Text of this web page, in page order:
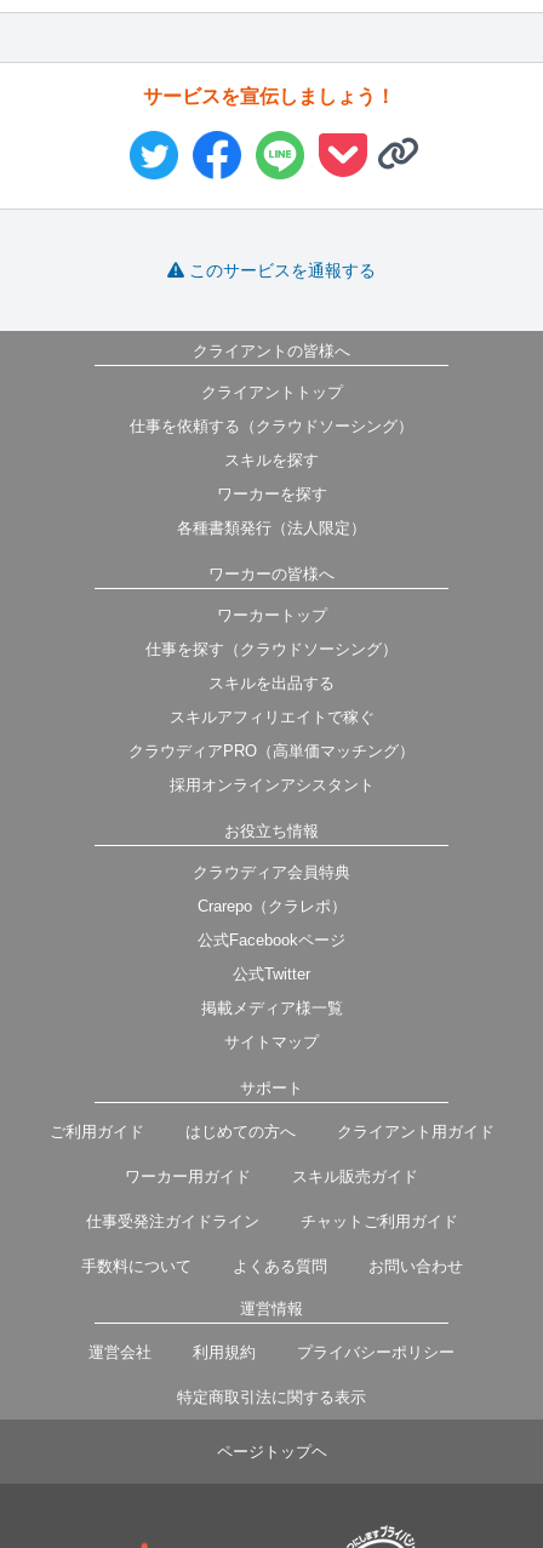
サービスを宣伝しましょう！
このサービスを通報する
クライアントの皆様へ
クライアントトップ
仕事を依頼する（クラウドソーシング）
スキルを探す
ワーカーを探す
各種書類発行（法人限定）
ワーカーの皆様へ
ワーカートップ
仕事を探す（クラウドソーシング）
スキルを出品する
スキルアフィリエイトで稼ぐ
クラウディアPRO（高単価マッチング）
採用オンラインアシスタント
お役立ち情報
クラウディア会員特典
Crarepo（クラレポ）
公式Facebookページ
公式Twitter
掲載メディア様一覧
サイトマップ
サポート
ご利用ガイド はじめての方へ クライアント用ガイド
ワーカー用ガイド スキル販売ガイド
仕事受発注ガイドライン チャットご利用ガイド
手数料について よくある質問 お問い合わせ
運営情報
運営会社 利用規約 プライバシーポリシー
特定商取引法に関する表示
ページトップヘ